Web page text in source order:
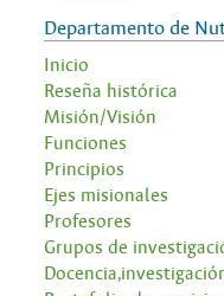
Departamento de
Inicio
Reseña histórica
Misión/Visión
Funciones
Principios
Ejes misionales
Profesores
Grupos de